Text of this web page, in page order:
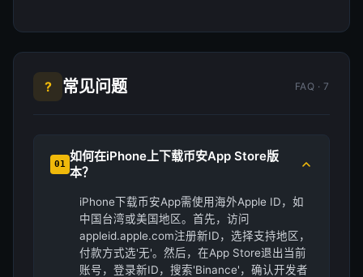
? 常见问题 FAQ · 7
01
如何在iPhone上下载币安App Store版
本？
iPhone下载币安App需使用海外Apple ID，如
中国台湾或美国地区。首先，访问
appleid.apple.com注册新ID，选择支持地区，
付款方式选'无'。然后，在App Store退出当前
账号，登录新ID，搜索'Binance'，确认开发者